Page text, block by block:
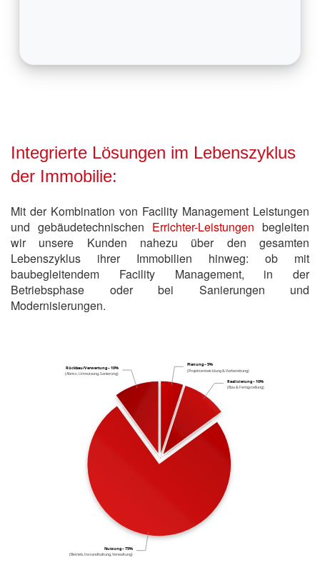
Integrierte Lösungen im Lebenszyklus
der Immobilie:
Mit der Kombination von Facility Management Leistungen
und gebäudetechnischen Errichter-Leistungen begleiten
wir unsere Kunden nahezu über den gesamten
Lebenszyklus ihrer Immobilien hinweg: ob mit
baubegleitendem Facility Management, in der
Betriebsphase oder bei Sanierungen und
Modernisierungen.
Planung – 5%
(Projektentwicklung & Vorbereitung)
Realisierung – 10%
(Bau & Fertigstellung)
Nutzung – 75%
(Betrieb, Instandhaltung, Verwaltung)
Rückbau/Verwertung – 10%
(Abriss, Umnutzung, Sanierung)